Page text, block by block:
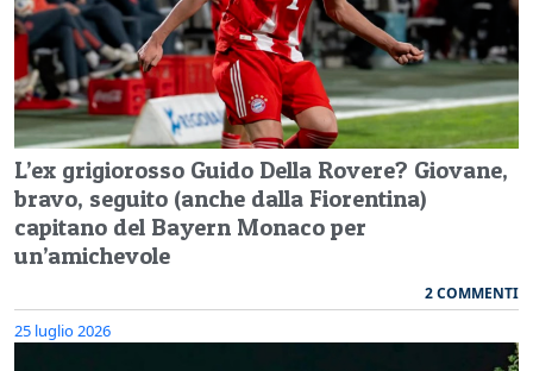
L’ex grigiorosso Guido Della Rovere? Giovane,
bravo, seguito (anche dalla Fiorentina)
capitano del Bayern Monaco per
un’amichevole
2 COMMENTI
25 luglio 2026